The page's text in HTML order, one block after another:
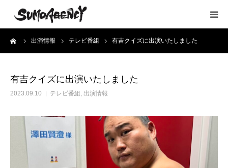
出演情報 テレビ番組 有吉クイズに出演いたしました
有吉クイズに出演いたしました
2023.09.10 テレビ番組 , 出演情報
HOME
YouTube
会社概要